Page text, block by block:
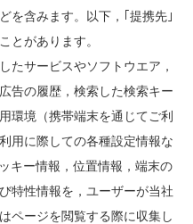
を含みます。以下，｢提携先｣
とがあります。
たサービスやソフトウエア，
告の履歴，検索した検索キー
環境（携帯端末を通じてご利
用に際しての各種設定情報な
キー情報，位置情報，端末の
特性情報を，ユーザーが当社
ページを閲覧する際に収集し